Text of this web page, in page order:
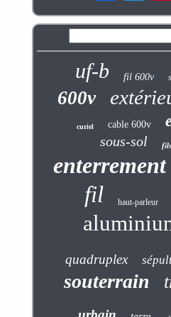
uf-b fil 600v
600v
curiel cable 600v
sous-sol fils
enterrement
fil haut-parleur
quadruplex
souterrain